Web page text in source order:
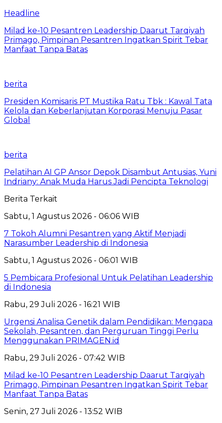
Headline
Milad ke-10 Pesantren Leadership Daarut Tarqiyah
Primago, Pimpinan Pesantren Ingatkan Spirit Tebar
Manfaat Tanpa Batas
berita
Presiden Komisaris PT Mustika Ratu Tbk : Kawal Tata
Kelola dan Keberlanjutan Korporasi Menuju Pasar
Global
berita
Pelatihan AI GP Ansor Depok Disambut Antusias, Yuni
Indriany: Anak Muda Harus Jadi Pencipta Teknologi
Berita Terkait
Sabtu, 1 Agustus 2026 - 06:06 WIB
7 Tokoh Alumni Pesantren yang Aktif Menjadi
Narasumber Leadership di Indonesia
Sabtu, 1 Agustus 2026 - 06:01 WIB
5 Pembicara Profesional Untuk Pelatihan Leadership
di Indonesia
Rabu, 29 Juli 2026 - 16:21 WIB
Urgensi Analisa Genetik dalam Pendidikan: Mengapa
Sekolah, Pesantren, dan Perguruan Tinggi Perlu
Menggunakan PRIMAGEN.id
Rabu, 29 Juli 2026 - 07:42 WIB
Milad ke-10 Pesantren Leadership Daarut Tarqiyah
Primago, Pimpinan Pesantren Ingatkan Spirit Tebar
Manfaat Tanpa Batas
Senin, 27 Juli 2026 - 13:52 WIB